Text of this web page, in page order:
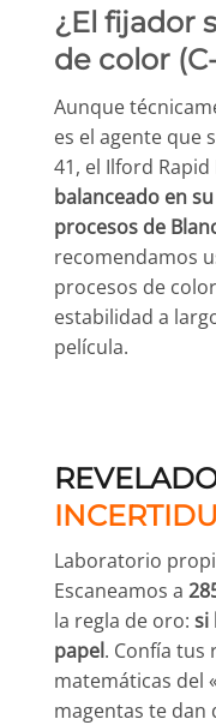
¿El fijador
de color
Aunque
es el agente que
41, el Ilford Rapid
balanceado en
procesos de
recomendamos
procesos de
estabilidad a
película.
Laboratorio
Escaneamos a
la regla de oro: si
papel. Confía tus
matemáticas del
magentas te dan